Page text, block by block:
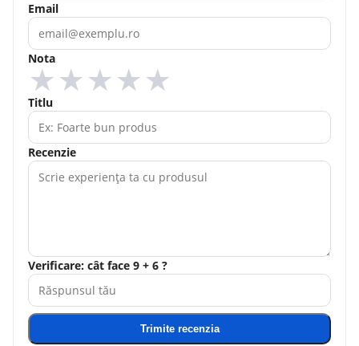
Email
Nota
★
★
★
★
★
Titlu
Recenzie
Verificare: cât face 9 + 6 ?
Trimite recenzia